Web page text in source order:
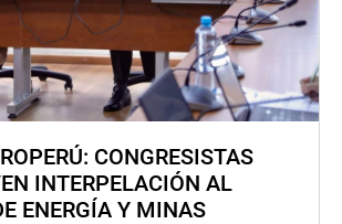
CONGRESISTAS
INTERPELACIÓN AL
ENERGÍA Y MINAS